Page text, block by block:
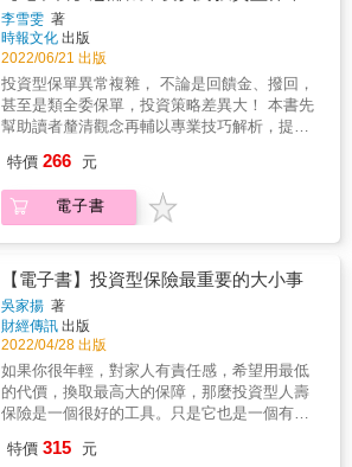
表、案例，快速找到重點、容易記憶。 4.專為
金字塔頂端客戶服務的梁亦鴻老師親自授課：
精心規劃3天課程，不用花時間出門上課，教你
如何分析本身需求，結合有利條件，幫未來的
自己和家人有效轉嫁風險，做好全方位規劃！
&
資+保險」的雙重規畫？ & 4大目標，聰明投資
做好做滿 ■特色&rarr;保險+投資，善用保險的
天生優勢，擴大經營。 ■種類&rarr;需求+功
能，讓你的人生風險控管，績效滿分！ ■對
象&rarr;結稅？投資？準備退休金？
&hellip;&hellip;只要有需求，通通滿足你。 ■效
用&rarr;保額vs.保費，靈活轉換投資標的，缺
錢時也能提領活用。
李雪雯 著
時報文化 出版
2022/06/21 出版
投資型保單異常複雜， 不論是回饋金、撥回，
甚至是類全委保單，投資策略差異大！ 本書先
幫助讀者釐清觀念再輔以專業技巧解析，提供
興趣購買投資型保單的消費大眾們「解惑」，
更是保險業務員們最得力的「輔銷品」，輕鬆
提升業績！ & 4大特點，一次說明白： ■買「投
「投資型保險」？ ■如何分配資產，做好「投
資+保險」的雙重規畫？ & 4大目標，聰明投資
做好做滿 ■特色&rarr;保險+投資，善用保險的
天生優勢，擴大經營。 ■種類&rarr;需求+功
能，讓你的人生風險控管，績效滿分！ ■對
象&rarr;結稅？投資？準備退休金？
&hellip;&hellip;只要有需求，通通滿足你。 ■效
用&rarr;保額vs.保費，靈活轉換投資標的，缺
錢時也能提領活用。
特價 266 元
電子書
【電子書】投資型保險最重要的大小事
吳家揚 著
財經傳訊 出版
2022/04/28 出版
如果你很年輕，對家人有責任感，希望用最低
的代價，換取最高大的保障，那麼投資型人壽
保險是一個很好的工具。只是它也是一個有
要目的在於保險，而非「投資」。因為對它有
特價 315 元